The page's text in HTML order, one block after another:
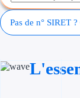
Pas de n° SIRET